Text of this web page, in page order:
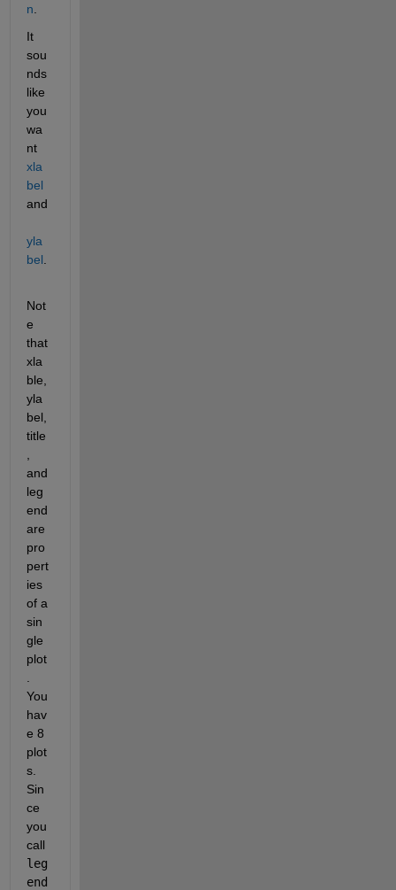
n
It
sou
nds
like
you
wa
nt
xla
bel
yla
bel
Not
e
that
xla
ble,
yla
bel,
title
and
leg
end
are
pro
pert
ies
of a
sin
gle
plot
You
hav
e 8
plot
s.
Sin
ce
you
leg
end